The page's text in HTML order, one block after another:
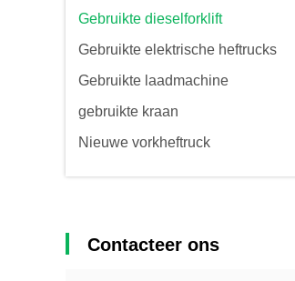
Gebruikte dieselforklift
Gebruikte elektrische heftrucks
Gebruikte laadmachine
gebruikte kraan
Nieuwe vorkheftruck
Contacteer ons